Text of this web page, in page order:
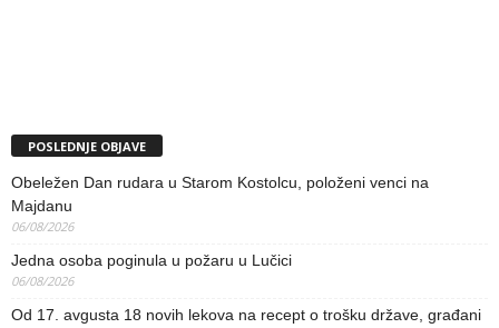
POSLEDNJE OBJAVE
Obeležen Dan rudara u Starom Kostolcu, položeni venci na
Majdanu
06/08/2026
Jedna osoba poginula u požaru u Lučici
06/08/2026
Od 17. avgusta 18 novih lekova na recept o trošku države, građani